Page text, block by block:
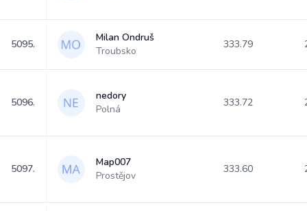
5095.
Milan Ondruš
Troubsko
333.79
5096.
nedory
Polná
333.72
5097.
Map007
Prostějov
333.60